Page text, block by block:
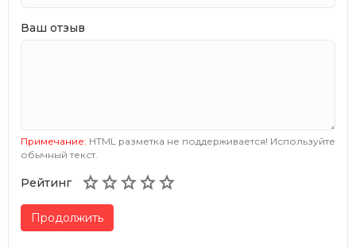
Ваш отзыв
Примечание: HTML разметка не поддерживается! Используйте
обычный текст.
Рейтинг 
Продолжить